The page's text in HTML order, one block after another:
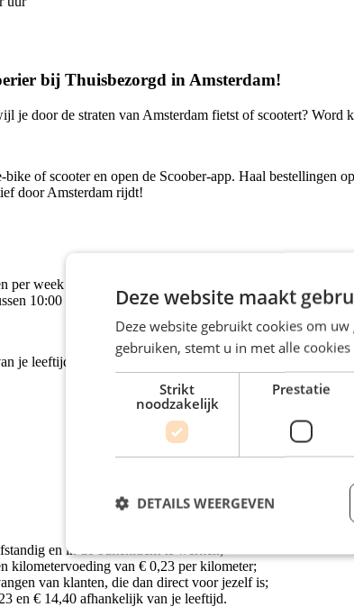
bij Thuisbezorgd in Amsterdam!
je door de straten van Amsterdam fietst of scootert?
bike of scooter en open de Scoober-app. Haal bestellingen
door Amsterdam rijdt!
per week beschikbaar, ook in weekenden.
10:00 en 22:00 uur.
je leeftijd:
en in de buitenlucht te werken;
kilometervoeding van € 0,23 per kilometer;
van klanten, die dan direct voor jezelf is;
en € 14,40 afhankelijk van je leeftijd.
Deze website maakt
Deze website gebruikt cookies om
gebruiken, stemt u in met alle
Strikt
noodzakelijk
Prestatie
DETAILS WEERGEVEN